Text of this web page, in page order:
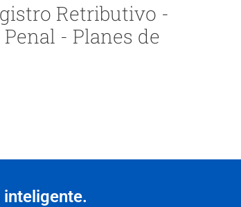
Retributivo -
- Planes de